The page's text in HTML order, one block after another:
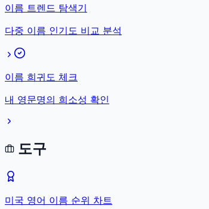
이름 트렌드 탐색기
다중 이름 인기도 비교 분석
이름 희귀도 체크
내 영문명의 희소성 확인
도구
미국 영어 이름 순위 차트